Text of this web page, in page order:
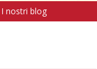
I nostri blog